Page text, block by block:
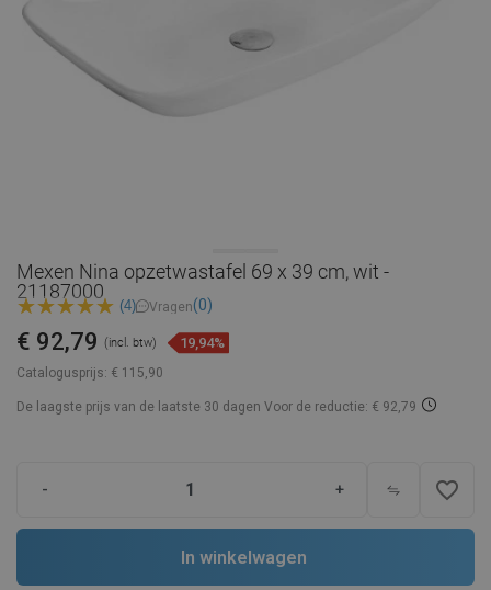
Mexen Nina opzetwastafel 69 x 39 cm, wit -
21187000
(4) Vragen(0)
Catalogusprijs: € 115,90
€ 92,79 (incl. btw) 19,94%
De laagste prijs van de laatste 30 dagen Voor de reductie: € 92,79
- + favorite_border
In winkelwagen